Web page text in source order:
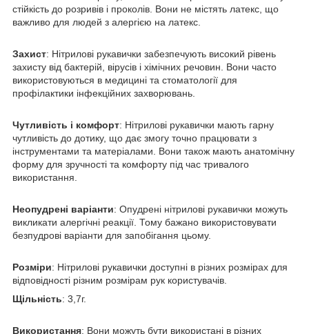
стійкість до розривів і проколів. Вони не містять латекс, що
важливо для людей з алергією на латекс.
Захист: Нітрилові рукавички забезпечують високий рівень
захисту від бактерій, вірусів і хімічних речовин. Вони часто
використовуються в медицині та стоматології для
профілактики інфекційних захворювань.
Чутливість і комфорт: Нітрилові рукавички мають гарну
чутливість до дотику, що дає змогу точно працювати з
інструментами та матеріалами. Вони також мають анатомічну
форму для зручності та комфорту під час тривалого
використання.
Неопудрені варіанти: Опудрені нітрилові рукавички можуть
викликати алергічні реакції. Тому бажано використовувати
безпудрові варіанти для запобігання цьому.
Розміри: Нітрилові рукавички доступні в різних розмірах для
відповідності різним розмірам рук користувачів.
Щільність: 3,7г.
Використання: Вони можуть бути використані в різних